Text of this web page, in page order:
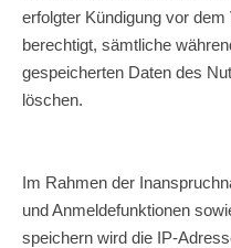
erfolgter Kündigung vor
berechtigt, sämtliche
gespeicherten Daten des
löschen.
Im Rahmen der
und Anmeldefunktionen
speichern wird die IP-